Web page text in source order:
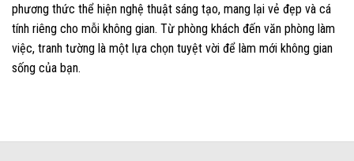
phương thức thể hiện nghệ thuật sáng tạo, mang lại vẻ đẹp và cá
tính riêng cho mỗi không gian. Từ phòng khách đến văn phòng làm
việc, tranh tường là một lựa chọn tuyệt vời để làm mới không gian
sống của bạn.